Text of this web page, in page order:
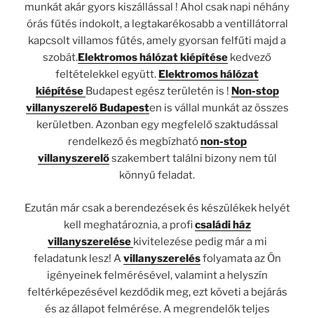
munkát akár gyors kiszállással ! Ahol csak napi néhány
órás fűtés indokolt, a legtakarékosabb a ventillátorral
kapcsolt villamos fűtés, amely gyorsan felfűti majd a
szobát.Elektromos hálózat kiépítése kedvező
feltételekkel együtt. Elektromos hálózat
kiépítése Budapest egész területén is ! Non-stop
villanyszerelő Budapesten is vállal munkát az összes
kerületben. Azonban egy megfelelő szaktudással
rendelkező és megbízhatónon-stop
villanyszerelőszakembert találni bizony nem túl
könnyű feladat.
Ezután már csak a berendezések és készülékek helyét
kell meghatároznia, a proficsaládi ház
villanyszerelése kivitelezése pedig már a mi
feladatunk lesz! A villanyszerelésfolyamata az Ön
igényeinek felmérésével, valamint a helyszín
feltérképezésével kezdődik meg, ezt követi a bejárás
és az állapot felmérése. A megrendelők teljes